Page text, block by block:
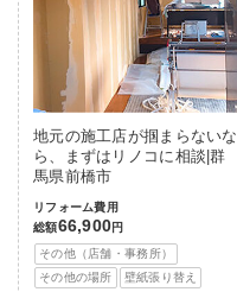
地元の施工店が掴まらないな
ら、まずはリノコに相談|群
馬県前橋市
リフォーム費用
総額66,900円
その他（店舗・事務所）
その他の場所
壁紙張り替え